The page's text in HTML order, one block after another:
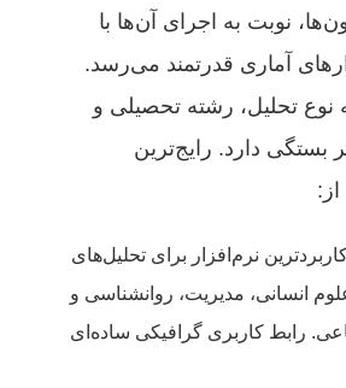
نوبت به اجرای آن‌ها با
آماری قدرتمند می‌رسد.
نوع تحلیل، رشته تحصیلی و
دارد. رایج‌ترین
از:
نرم‌افزار برای تحلیل‌های
انسانی، مدیریت، روانشناسی و
رابط کاربری گرافیکی ساده‌ای